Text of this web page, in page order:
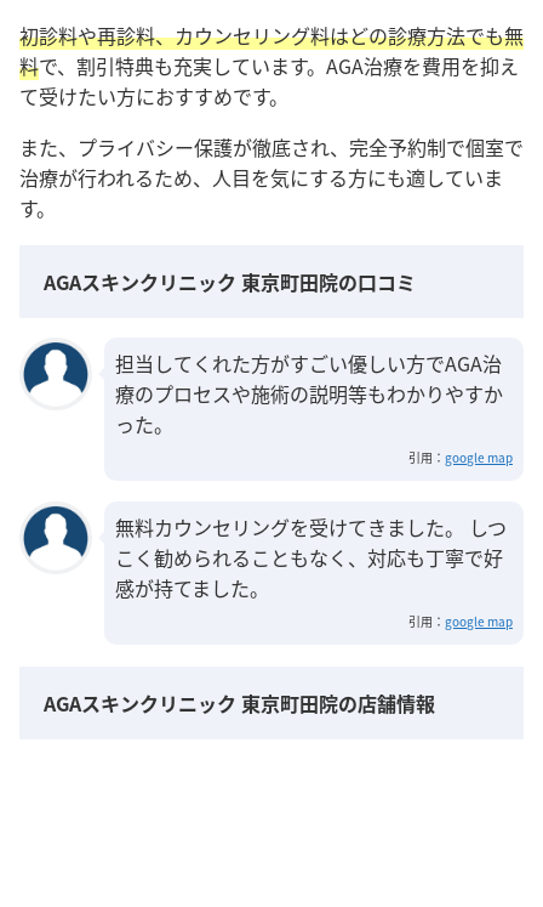
初診料や再診料、カウンセリング料はどの診療方法でも無
料で、割引特典も充実しています。AGA治療を費用を抑え
て受けたい方におすすめです。
また、 プライバシー保護が徹底され、完全予約制で個室で
治療が行われるため、人目を気にする方にも適していま
す。
AGAスキンクリニック 東京町田院の口コミ
担当してくれた方がすごい優しい方でAGA治
療のプロセスや施術の説明等もわかりやすか
った。
引用： google map
無料カウンセリングを受けてきました。 しつ
こく勧められることもなく、対応も丁寧で好
感が持てました。
引用： google map
AGAスキンクリニック 東京町田院の店舗情報